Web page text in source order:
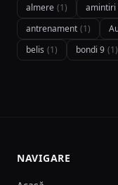
almere (1) amintiri
antrenament (1)
belis (1) bondi 9 (1)
NAVIGARE